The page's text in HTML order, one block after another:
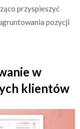
przyspieszyć
pozycji
w
klientów